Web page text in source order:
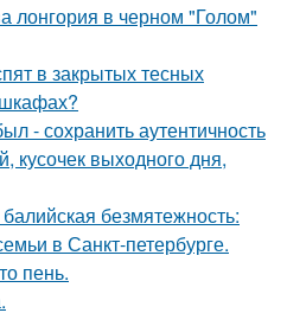
лонгория в черном "Голом"
в закрытых тесных
- сохранить аутентичность
кусочек выходного дня,
безмятежность:
в Санкт-петербурге.
пень.